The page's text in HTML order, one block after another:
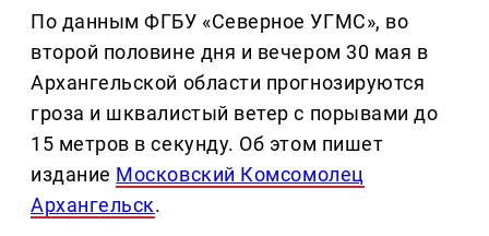
По данным ФГБУ «Северное УГМС», во
второй половине дня и вечером 30 мая в
Архангельской области прогнозируются
гроза и шквалистый ветер с порывами до
15 метров в секунду. Об этом пишет
издание Московский Комсомолец
Архангельск.